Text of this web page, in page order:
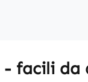
- facili